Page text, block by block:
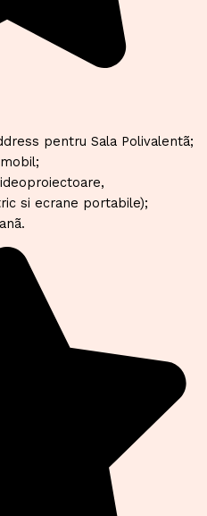
pentru Sala Polivalentã;
si ecrane portabile);